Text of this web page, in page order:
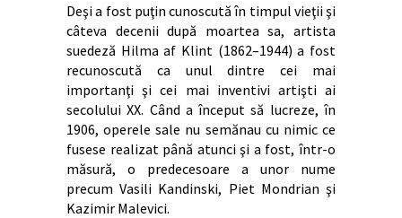
Deşi a fost puţin cunoscută în timpul vieţii şi
câteva decenii după moartea sa, artista
suedeză Hilma af Klint (1862–1944) a fost
recunoscută ca unul dintre cei mai
importanţi şi cei mai inventivi artişti ai
secolului XX. Când a început să lucreze, în
1906, operele sale nu semănau cu nimic ce
fusese realizat până atunci şi a fost, într-o
măsură, o predecesoare a unor nume
precum Vasili Kandinski, Piet Mondrian şi
Kazimir Malevici.